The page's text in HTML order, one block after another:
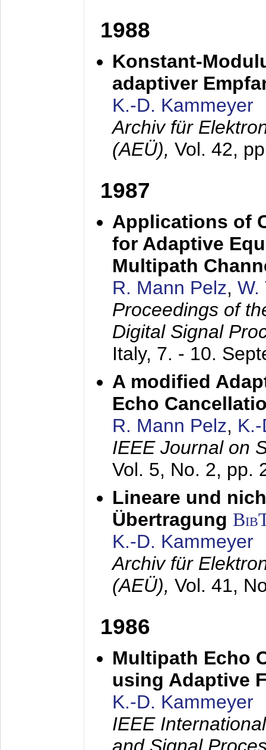
1988
Konstant-
adaptiver
K.-D. Kammeyer
Archiv für
(AEÜ), Vol. 42,
1987
Applications of
for Adaptive
Multipath
R. Mann Pelz, W.
Proceedings of
Digital Signal
Italy, 7. - 10.
A modified
Echo
R. Mann Pelz,
IEEE Journal on
Vol. 5, No. 2, pp.
Lineare und
Übertragung
K.-D. Kammeyer
Archiv für
(AEÜ), Vol. 41,
1986
Multipath Echo
using Adaptive
K.-D. Kammeyer
IEEE